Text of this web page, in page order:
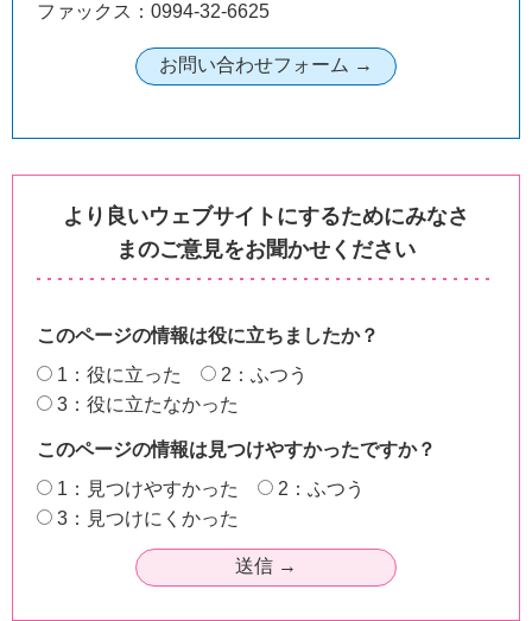
ファックス：0994-32-6625
より良いウェブサイトにするためにみなさ
まのご意見をお聞かせください
このページの情報は役に立ちましたか？
1：役に立った
2：ふつう
3：役に立たなかった
このページの情報は見つけやすかったですか？
1：見つけやすかった
2：ふつう
3：見つけにくかった